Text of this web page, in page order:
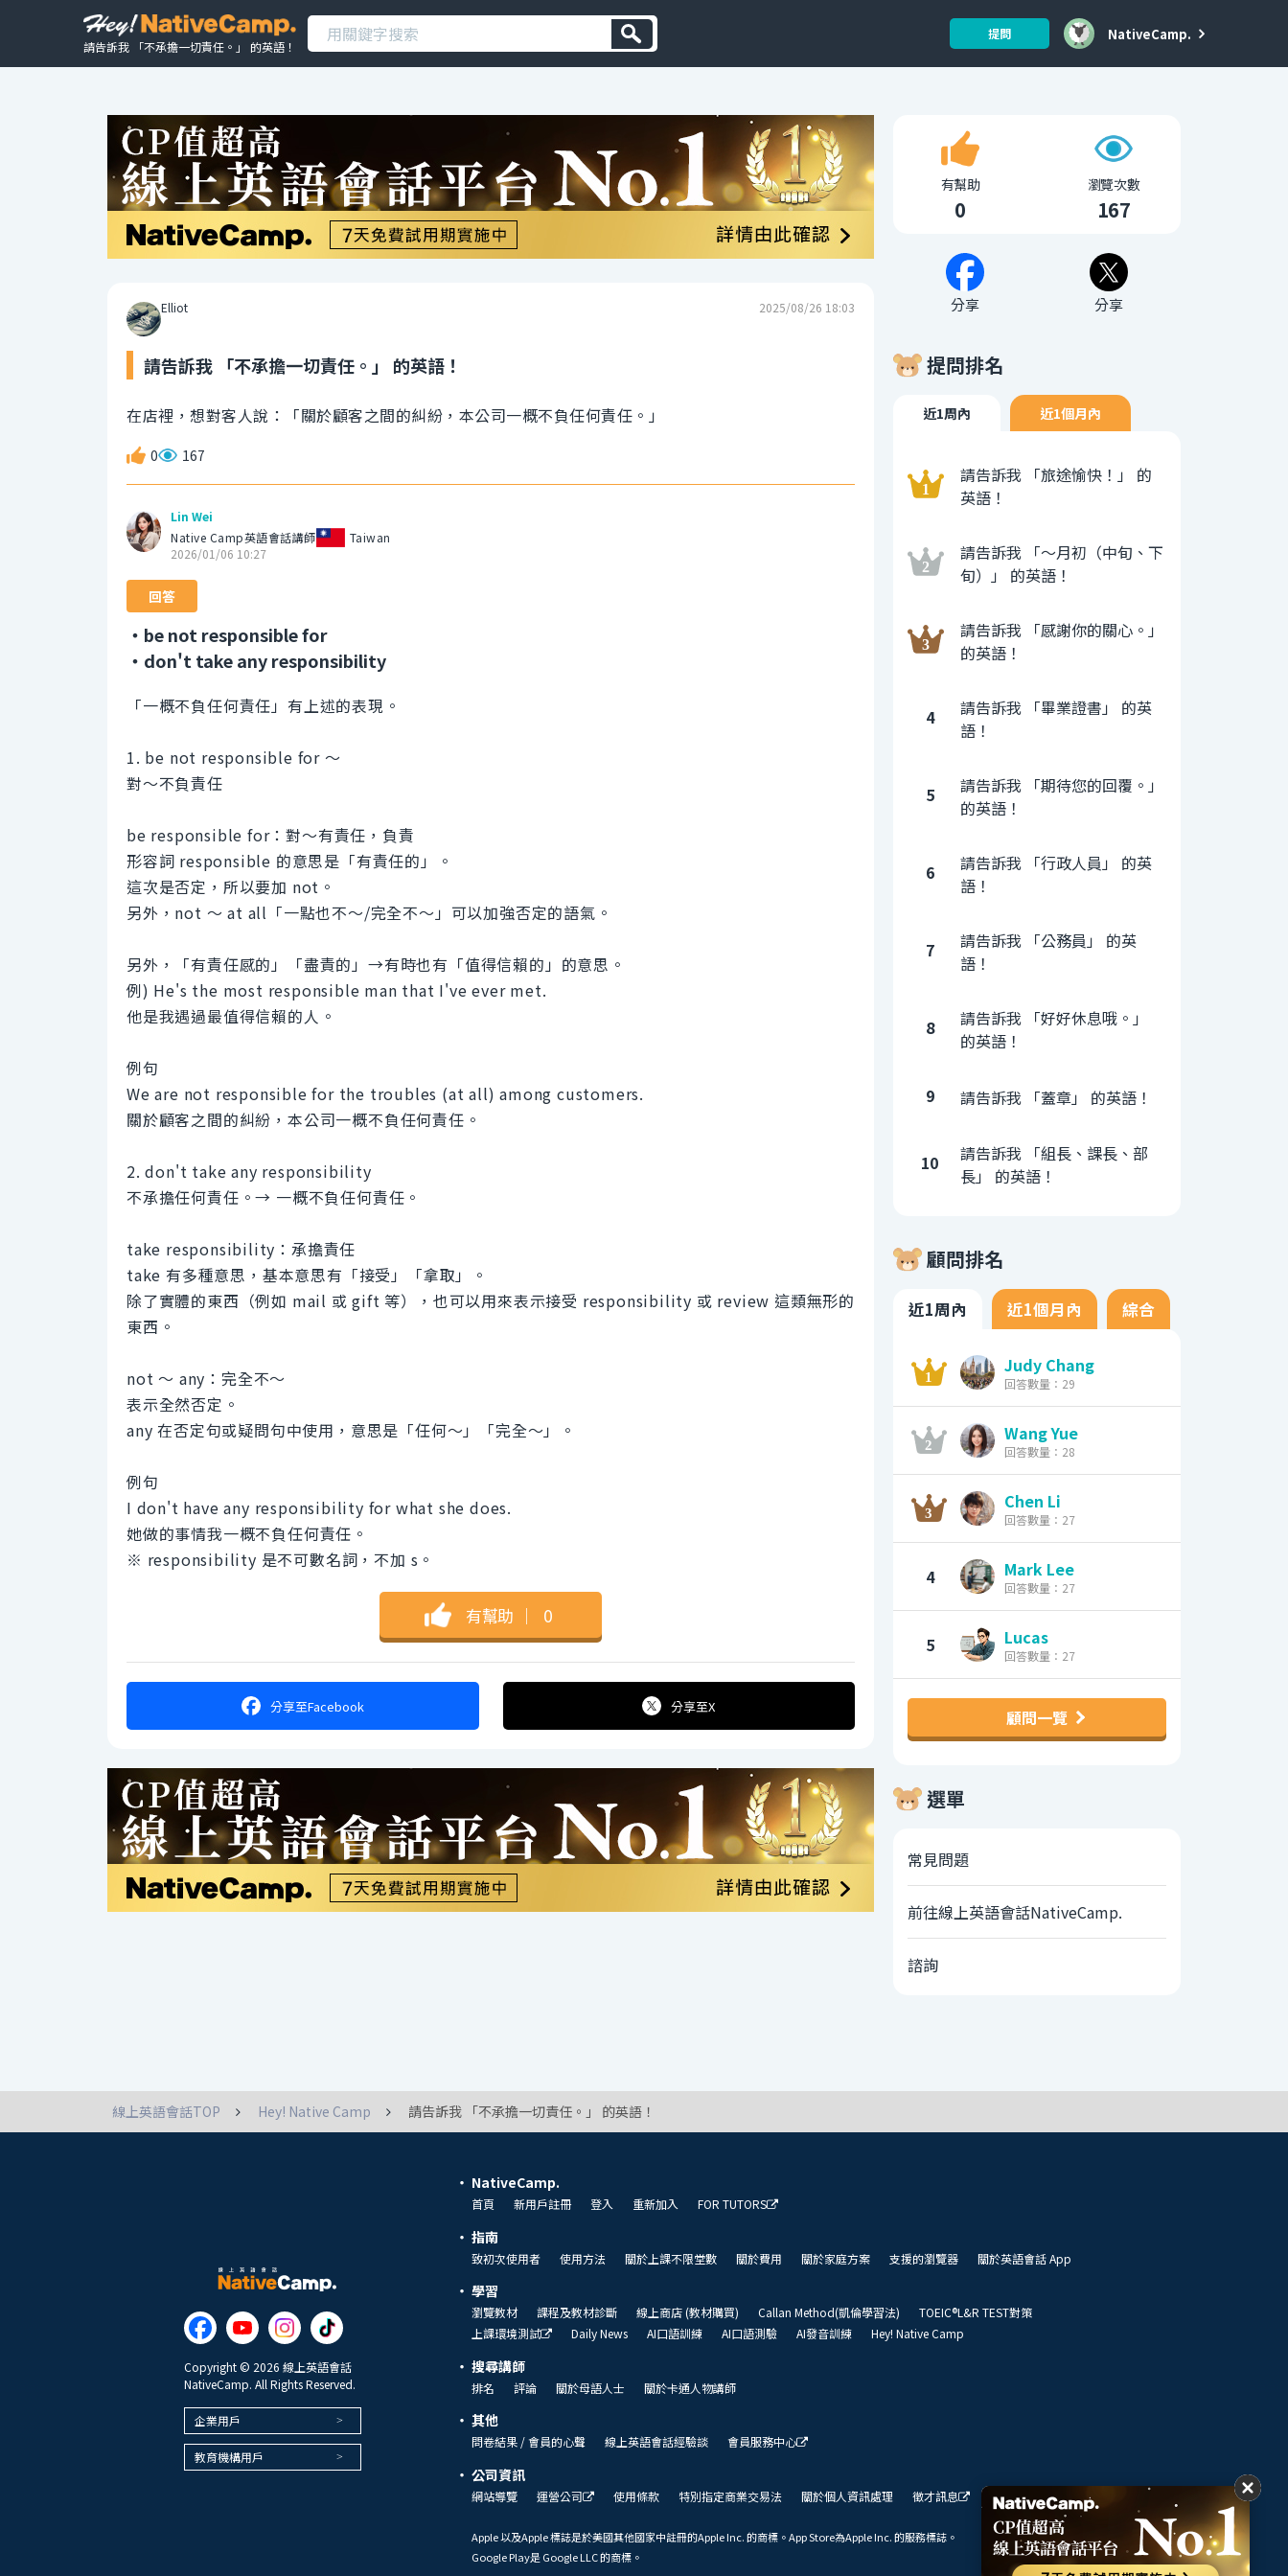
請告訴我 「不承擔一切責任。」 的英語！
提問 NativeCamp.
Elliot 2025/08/26 18:03
請告訴我 「不承擔一切責任。」 的英語！
在店裡，想對客人說：「關於顧客之間的糾紛，本公司一概不負任何責任。」
0 167
Lin Wei
Native Camp英語會話講師
Taiwan
2026/01/06 10:27
回答
・be not responsible for
・don't take any responsibility
「一概不負任何責任」有上述的表現。
1. be not responsible for ～
對～不負責任
be responsible for：對～有責任，負責
形容詞 responsible 的意思是「有責任的」。
這次是否定，所以要加 not。
另外，not ～ at all「一點也不～/完全不～」可以加強否定的語氣。
另外，「有責任感的」「盡責的」→有時也有「值得信賴的」的意思。
例) He's the most responsible man that I've ever met.
他是我遇過最值得信賴的人。
例句
We are not responsible for the troubles (at all) among customers.
關於顧客之間的糾紛，本公司一概不負任何責任。
2. don't take any responsibility
不承擔任何責任。→ 一概不負任何責任。
take responsibility：承擔責任
take 有多種意思，基本意思有「接受」「拿取」。
除了實體的東西（例如 mail 或 gift 等），也可以用來表示接受 responsibility 或 review 這類無形的
東西。
not ～ any：完全不～
表示全然否定。
any 在否定句或疑問句中使用，意思是「任何～」「完全～」。
例句
I don't have any responsibility for what she does.
她做的事情我一概不負任何責任。
※ responsibility 是不可數名詞，不加 s。
有幫助 ｜ 0
分享至Facebook 分享至X
有幫助
0
瀏覽次數
167
分享 分享
提問排名
近1周內 近1個月內
請告訴我 「旅途愉快！」 的
英語！
請告訴我 「〜月初（中旬、下
旬）」 的英語！
請告訴我 「感謝你的關心。」
的英語！
4
請告訴我 「畢業證書」 的英
語！
5
請告訴我 「期待您的回覆。」
的英語！
6
請告訴我 「行政人員」 的英
語！
7
請告訴我 「公務員」 的英
語！
8
請告訴我 「好好休息哦。」
的英語！
9 請告訴我 「蓋章」 的英語！
10
請告訴我 「組長、課長、部
長」 的英語！
顧問排名
近1周內 近1個月內 綜合
Judy Chang
回答數量：29
Wang Yue
回答數量：28
Chen Li
回答數量：27
4 Mark Lee
回答數量：27
5 Lucas
回答數量：27
顧問一覽
選單
常見問題
前往線上英語會話NativeCamp.
諮詢
線上英語會話TOP Hey! Native Camp 請告訴我 「不承擔一切責任。」 的英語！
Copyright © 2026 線上英語會話
NativeCamp. All Rights Reserved.
企業用戶
教育機構用戶
NativeCamp.
首頁 新用戶註冊 登入 重新加入 FOR TUTORS
指南
致初次使用者 使用方法 關於上課不限堂數 關於費用 關於家庭方案 支援的瀏覽器 關於英語會話 App
學習
瀏覽教材 課程及教材診斷 線上商店 (教材購買) Callan Method(凱倫學習法)
TOEIC®L&R TEST對策
上課環境測試
Daily News AI口語訓練 AI口語測驗 AI發音訓練 Hey! Native Camp
搜尋講師
排名 評論 關於母語人士 關於卡通人物講師
其他
問卷結果 / 會員的心聲 線上英語會話經驗談 會員服務中心
公司資訊
網站導覽 運營公司 使用條款 特別指定商業交易法 關於個人資訊處理 徵才訊息 我們的展望
Apple 以及Apple 標誌是於美國其他國家中註冊的Apple Inc. 的商標。App Store為Apple Inc. 的服務標誌。
Google Play是 Google LLC 的商標。